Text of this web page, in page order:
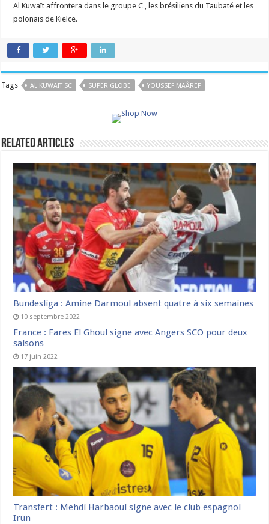
Al Kuwaït affrontera dans le groupe C , les brésiliens du Taubaté et les
polonais de Kielce.
Tags AL KUWAÏT SC SUPER GLOBE YOUSSEF MAÂREF
Related Articles
Bundesliga : Amine Darmoul absent quatre à six semaines
10 septembre 2022
France : Fares El Ghoul signe avec Angers SCO pour deux
saisons
17 juin 2022
Transfert : Mehdi Harbaoui signe avec le club espagnol
Irun